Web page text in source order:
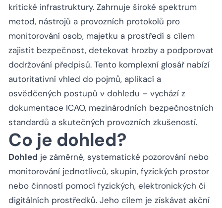
kritické infrastruktury. Zahrnuje široké spektrum
metod, nástrojů a provozních protokolů pro
monitorování osob, majetku a prostředí s cílem
zajistit bezpečnost, detekovat hrozby a podporovat
dodržování předpisů. Tento komplexní glosář nabízí
autoritativní vhled do pojmů, aplikací a
osvědčených postupů v dohledu – vychází z
dokumentace ICAO, mezinárodních bezpečnostních
standardů a skutečných provozních zkušeností.
Co je dohled?
Dohled je záměrné, systematické pozorování nebo
monitorování jednotlivců, skupin, fyzických prostor
nebo činností pomocí fyzických, elektronických či
digitálních prostředků. Jeho cílem je získávat akční